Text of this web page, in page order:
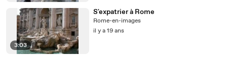
3:03
S'expatrier à Rome
Rome-en-images
il y a 19 ans